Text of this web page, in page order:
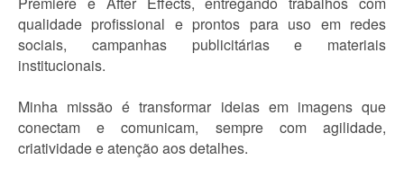
qualidade profissional e prontos para uso em redes
sociais, campanhas publicitárias e materiais
institucionais.
Minha missão é transformar ideias em imagens que
conectam e comunicam, sempre com agilidade,
criatividade e atenção aos detalhes.